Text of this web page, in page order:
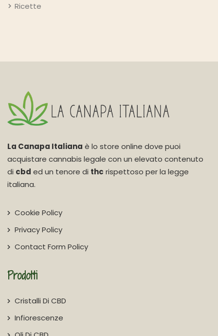
Ricette
La Canapa Italiana è lo store online dove puoi
acquistare cannabis legale con un elevato contenuto
di cbd ed un tenore di thc rispettoso per la legge
italiana.
Cookie Policy
Privacy Policy
Contact Form Policy
Prodotti
Cristalli Di CBD
Infiorescenze